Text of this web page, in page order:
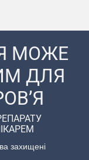
МОЖЕ
ДЛЯ
захищені